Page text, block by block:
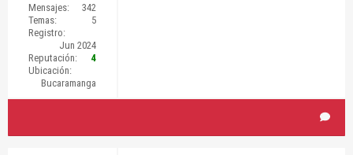
Mensajes:
342
Temas:
5
Registro:
Jun 2024
Reputación:
4
Ubicación:
Bucaramanga